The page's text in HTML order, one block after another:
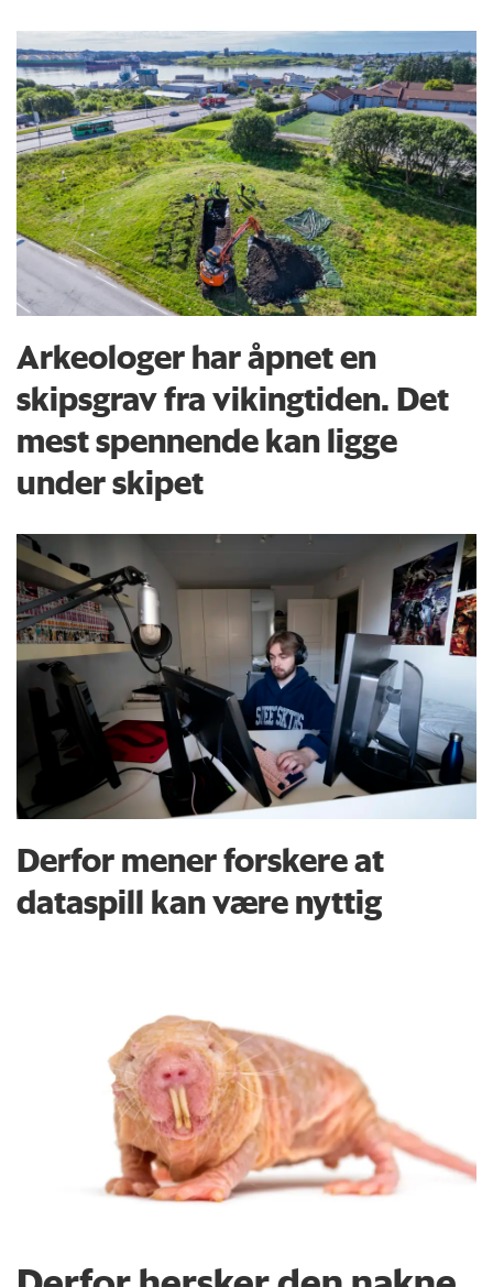
Arkeologer har åpnet en
skipsgrav fra vikingtiden. Det
mest spennende kan ligge
under skipet
Derfor mener forskere at
dataspill kan være nyttig